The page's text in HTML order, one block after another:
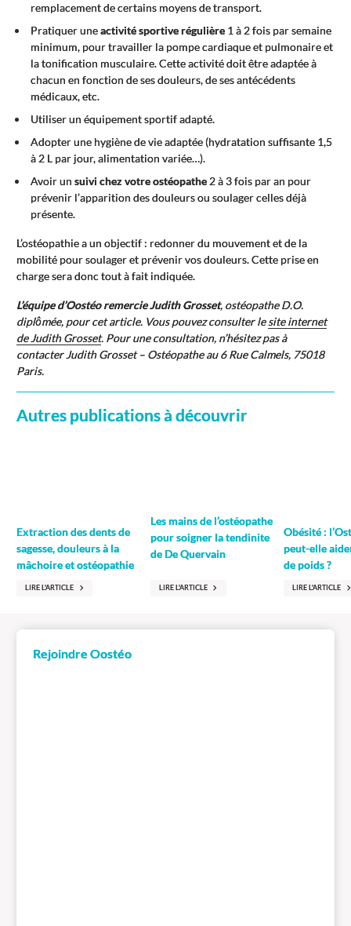
remplacement de certains moyens de transport.
Pratiquer uneactivité sportive régulière1 à 2 fois par semaine
minimum, pour travailler la pompe cardiaque et pulmonaire et
la tonification musculaire. Cette activité doit être adaptée à
chacun en fonction de ses douleurs, de ses antécédents
médicaux, etc.
Utiliser un équipement sportif adapté.
Adopter une hygiène de vie adaptée (hydratation suffisante 1,5
à 2 L par jour, alimentation variée…).
Avoir un suivi chez votre ostéopathe2 à 3 fois par an pour
prévenir l’apparition des douleurs ou soulager celles déjà
présente.
L’ostéopathie a un objectif : redonner du mouvement et de la
mobilité pour soulager et prévenir vos douleurs. Cette prise en
charge sera donc tout à fait indiquée.
L’équipe d’Oostéo remercie Judith Grosset, ostéopathe D.O.
diplômée, pour cet article. Vous pouvez consulter lesite internet
de Judith Grosset. Pour une consultation, n’hésitez pas à
contacter Judith Grosset – Ostéopathe au 6 Rue Calmels, 75018
Paris.
Autres publications à découvrir
Extraction des dents de
sagesse, douleurs à la
mâchoire et ostéopathie
LIRE L'ARTICLE
Les mains de l’ostéopathe
pour soigner la tendinite
de De Quervain
LIRE L'ARTICLE
Obésité :
peut-elle
de poids ?
LIRE L'ARTICLE
Rejoindre Oostéo